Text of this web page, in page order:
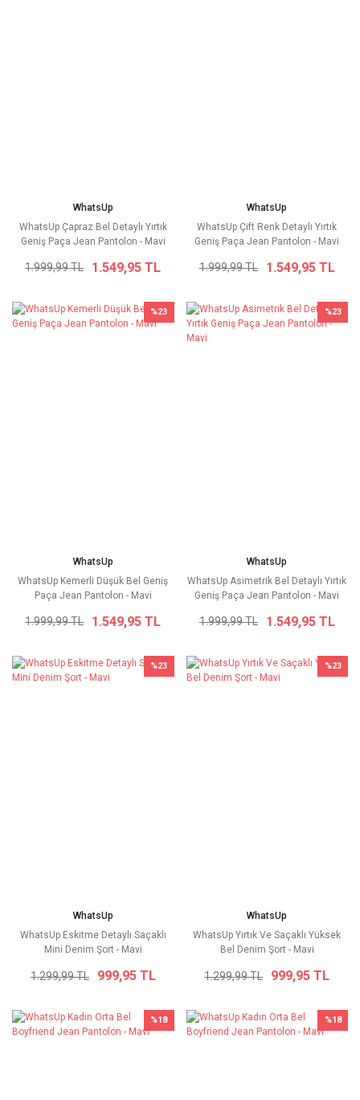
WhatsUp
WhatsUp Çapraz Bel Detaylı Yırtık
Geniş Paça Jean Pantolon - Mavi
1.999,99 TL 1.549,95 TL
WhatsUp
WhatsUp Çift Renk Detaylı Yırtık
Geniş Paça Jean Pantolon - Mavi
1.999,99 TL 1.549,95 TL
%23
WhatsUp
WhatsUp Kemerli Düşük Bel Geniş
Paça Jean Pantolon - Mavi
1.999,99 TL 1.549,95 TL
%23
WhatsUp
WhatsUp Asimetrik Bel Detaylı Yırtık
Geniş Paça Jean Pantolon - Mavi
1.999,99 TL 1.549,95 TL
%23
WhatsUp
WhatsUp Eskitme Detaylı Saçaklı
Mini Denim Şort - Mavi
1.299,99 TL 999,95 TL
%23
WhatsUp
WhatsUp Yırtık Ve Saçaklı Yüksek
Bel Denim Şort - Mavi
1.299,99 TL 999,95 TL
%18 %18